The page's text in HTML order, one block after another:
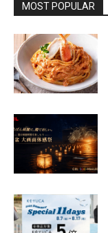
MOST POPULAR